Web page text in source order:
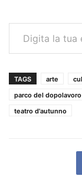
Digita la tua e-mail...
TAGS arte
parco del
teatro d'autunno